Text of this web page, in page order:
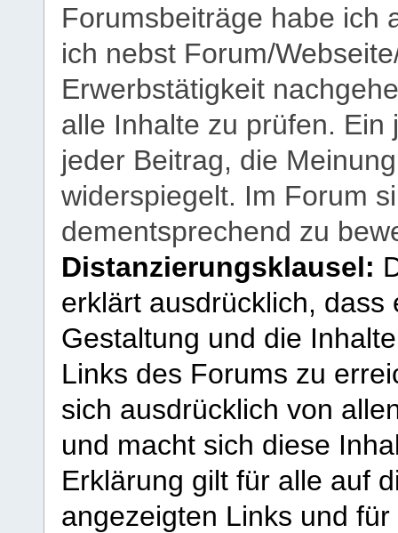
Forumsbeiträge habe ich
ich nebst Forum/
Erwerbstätigkeit
alle Inhalte zu prüfen.
jeder Beitrag, die
widerspiegelt. Im Forum
dementsprechend zu
Distanzierungsklausel:
erklärt ausdrücklich,
Gestaltung und die
Links des Forums zu
sich ausdrücklich von
und macht sich diese
Erklärung gilt für alle auf
angezeigten Links und